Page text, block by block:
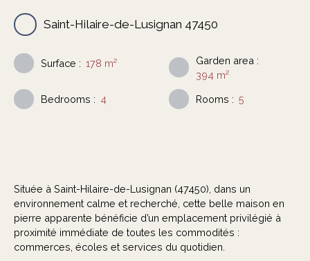
Saint-Hilaire-de-Lusignan 47450
Surface : 178 m² Garden area :
394 m²
Bedrooms : 4 Rooms : 5
Située à Saint-Hilaire-de-Lusignan (47450), dans un
environnement calme et recherché, cette belle maison en
pierre apparente bénéficie d’un emplacement privilégié à
proximité immédiate de toutes les commodités :
commerces, écoles et services du quotidien.